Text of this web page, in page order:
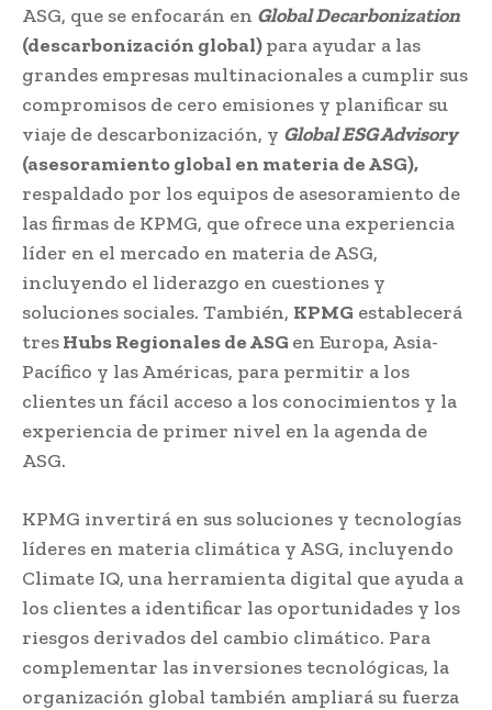
ASG, que se enfocarán en Global Decarbonization
(descarbonización global)para ayudar a las
grandes empresas multinacionales a cumplir sus
compromisos de cero emisiones y planificar su
viaje de descarbonización, y Global ESG Advisory
(asesoramiento global en materia de ASG),
respaldado por los equipos de asesoramiento de
las firmas de KPMG, que ofrece una experiencia
líder en el mercado en materia de ASG,
incluyendo el liderazgo en cuestiones y
soluciones sociales. También, KPMG establecerá
tresHubs Regionales de ASG en Europa, Asia-
Pacífico y las Américas, para permitir a los
clientes un fácil acceso a los conocimientos y la
experiencia de primer nivel en la agenda de
ASG.
KPMG invertirá en sus soluciones y tecnologías
líderes en materia climática y ASG, incluyendo
Climate IQ, una herramienta digital que ayuda a
los clientes a identificar las oportunidades y los
riesgos derivados del cambio climático. Para
complementar las inversiones tecnológicas, la
organización global también ampliará su fuerza